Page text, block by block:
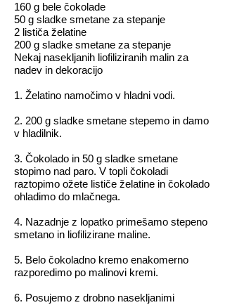
160 g bele čokolade
50 g sladke smetane za stepanje
2 lističa želatine
200 g sladke smetane za stepanje
Nekaj nasekljanih liofiliziranih malin za
nadev in dekoracijo
1. Želatino namočimo v hladni vodi.
2. 200 g sladke smetane stepemo in damo
v hladilnik.
3. Čokolado in 50 g sladke smetane
stopimo nad paro. V topli čokoladi
raztopimo ožete lističe želatine in čokolado
ohladimo do mlačnega.
4. Nazadnje z lopatko primešamo stepeno
smetano in liofilizirane maline.
5. Belo čokoladno kremo enakomerno
razporedimo po malinovi kremi.
6. Posujemo z drobno nasekljanimi